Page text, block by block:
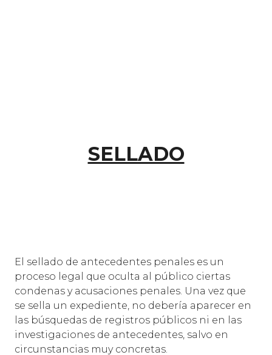
SELLADO
El sellado de antecedentes penales es un
proceso legal que oculta al público ciertas
condenas y acusaciones penales. Una vez que
se sella un expediente, no debería aparecer en
las búsquedas de registros públicos ni en las
investigaciones de antecedentes, salvo en
circunstancias muy concretas.